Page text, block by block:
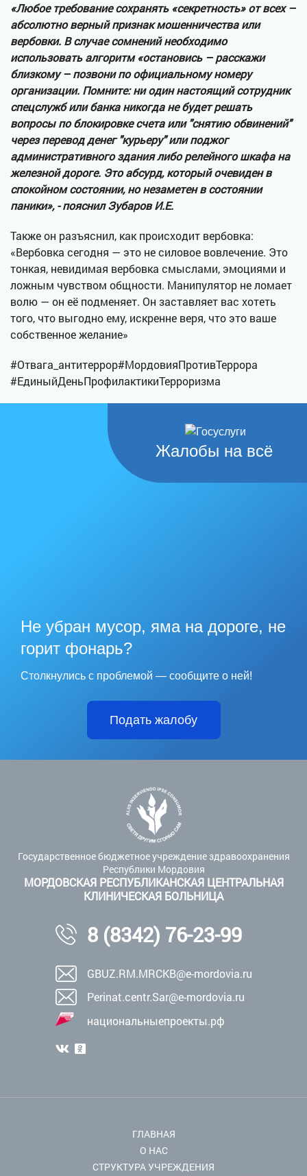
«Любое требование сохранять «секретность» от всех –
абсолютно верный признак мошенничества или
вербовки. В случае сомнений необходимо
использовать алгоритм «остановись – расскажи
близкому – позвони по официальному номеру
организации. Помните: ни один настоящий сотрудник
спецслужб или банка никогда не будет решать
вопросы по блокировке счета или "снятию обвинений"
через перевод денег "курьеру" или поджог
административного здания либо релейного шкафа на
железной дороге. Это абсурд, который очевиден в
спокойном состоянии, но незаметен в состоянии
паники», - пояснил Зубаров И.Е.
Также он разъяснил, как происходит вербовка:
«Вербовка сегодня — это не силовое вовлечение. Это
тонкая, невидимая вербовка смыслами, эмоциями и
ложным чувством общности. Манипулятор не ломает
волю — он её подменяет. Он заставляет вас хотеть
того, что выгодно ему, искренне веря, что это ваше
собственное желание»
#Отвага_антитеррор#МордовияПротивТеррора
#ЕдиныйДеньПрофилактикиТерроризма
Жалобы на всё
Не убран мусор, яма на дороге, не
горит фонарь?
Столкнулись с проблемой — сообщите о ней!
Подать жалобу
Государственное бюджетное учреждение здравоохранения
Республики Мордовия
МОРДОВСКАЯ РЕСПУБЛИКАНСКАЯ ЦЕНТРАЛЬНАЯ
КЛИНИЧЕСКАЯ БОЛЬНИЦА
8 (8342) 76-23-99
GBUZ.RM.MRCKB@e-mordovia.ru
Perinat.centr.Sar@e-mordovia.ru
национальныепроекты.рф
ГЛАВНАЯ
О НАС
СТРУКТУРА УЧРЕЖДЕНИЯ